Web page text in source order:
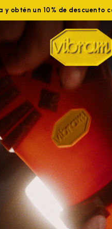
y obtén un 10% de descuento